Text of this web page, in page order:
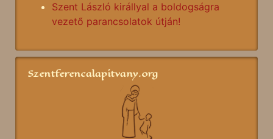
Szent László királlyal a boldogságra
vezető parancsolatok útján!
Szentferencalapitvany.org